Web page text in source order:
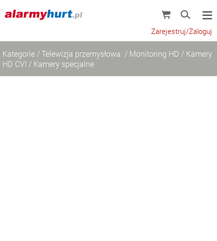
Zarejestruj/Zaloguj
Kategorie /Telewizja przemysłowa / Monitoring HD / Kamery
HD CVI / Kamery specjalne